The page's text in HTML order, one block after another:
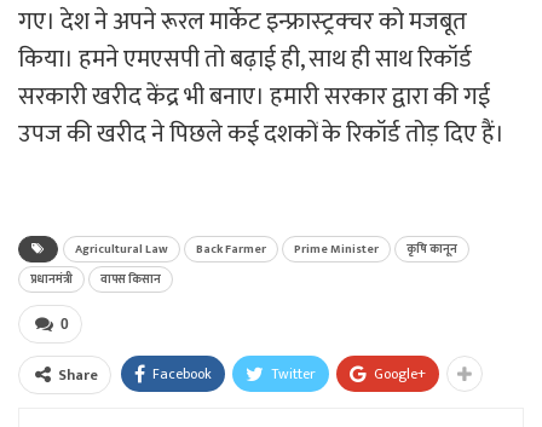
गए। देश ने अपने रूरल मार्केट इन्‍फ्रास्‍ट्रक्‍चर को मजबूत
किया। हमने एमएसपी तो बढ़ाई ही, साथ ही साथ रिकॉर्ड
सरकारी खरीद केंद्र भी बनाए। हमारी सरकार द्वारा की गई
उपज की खरीद ने पिछले कई दशकों के रिकॉर्ड तोड़ दिए हैं।
Agricultural Law Back Farmer Prime Minister
कृषि कानून
प्रधानमंत्री
वापस किसान
0
Share Facebook Twitter Google+